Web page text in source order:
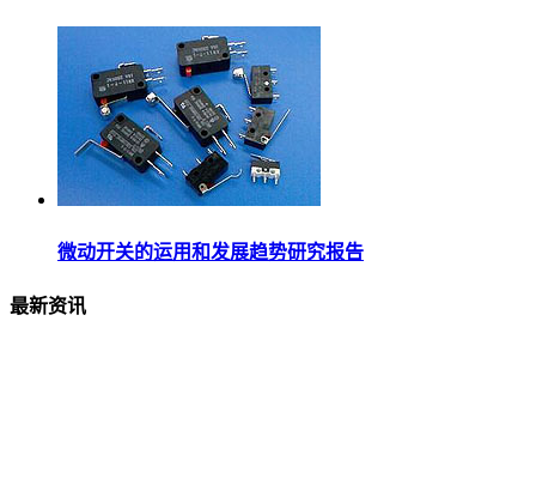
微动开关的运用和发展趋势研究报告
最新资讯